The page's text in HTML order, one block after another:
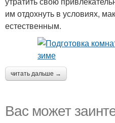
им отдохнуть в условиях,
естественным.
читать дальше →
Вас может